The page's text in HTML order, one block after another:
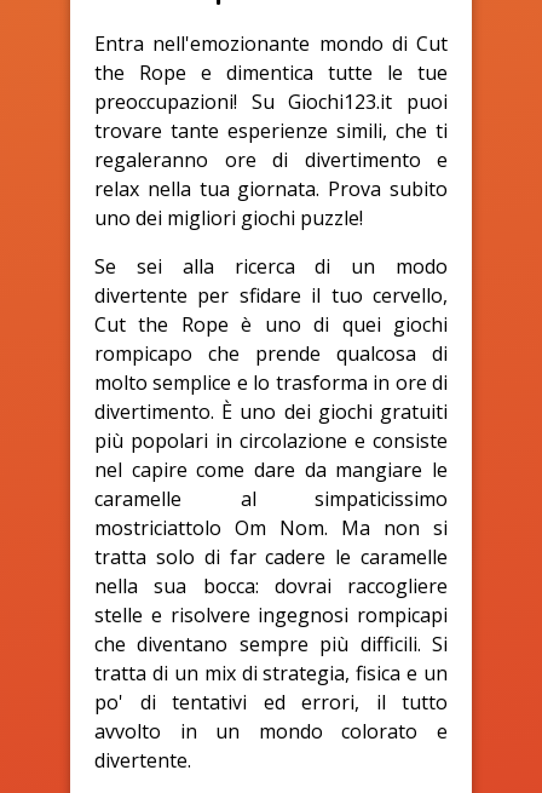
Entra nell'emozionante mondo di Cut
the Rope e dimentica tutte le tue
preoccupazioni! Su Giochi123.it puoi
trovare tante esperienze simili, che ti
regaleranno ore di divertimento e
relax nella tua giornata. Prova subito
uno dei migliori giochi puzzle!
Se sei alla ricerca di un modo
divertente per sfidare il tuo cervello,
Cut the Rope è uno di quei giochi
rompicapo che prende qualcosa di
molto semplice e lo trasforma in ore di
divertimento. È uno dei giochi gratuiti
più popolari in circolazione e consiste
nel capire come dare da mangiare le
caramelle al simpaticissimo
mostriciattolo Om Nom. Ma non si
tratta solo di far cadere le caramelle
nella sua bocca: dovrai raccogliere
stelle e risolvere ingegnosi rompicapi
che diventano sempre più difficili. Si
tratta di un mix di strategia, fisica e un
po' di tentativi ed errori, il tutto
avvolto in un mondo colorato e
divertente.